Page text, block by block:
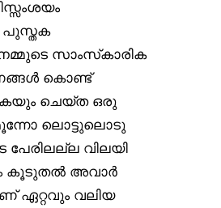
പുസ്തക
സാംസ്‌കാരിക
കൊണ്ട്
ചെയ്ത ഒരു
ലൊട്ടുലൊടു
വിലയി
കൂടുതൽ അവാർ
ഏറ്റവും വലിയ